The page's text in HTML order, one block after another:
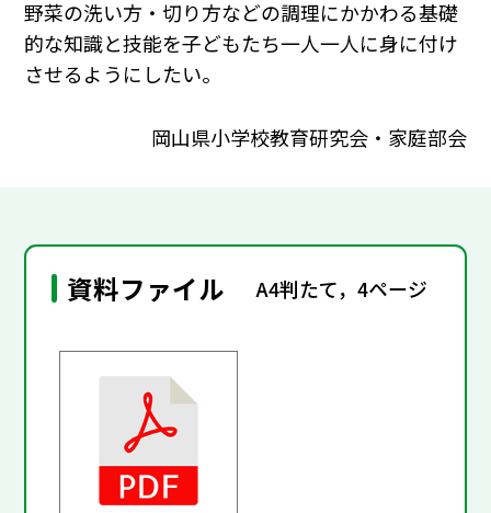
野菜の洗い方・切り方などの調理にかかわる基礎
的な知識と技能を子どもたち一人一人に身に付け
させるようにしたい。
岡山県小学校教育研究会・家庭部会
資料ファイル A4判たて，4ページ